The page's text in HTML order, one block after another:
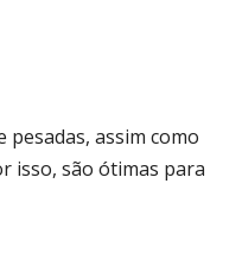
pesadas, assim como
isso, são ótimas para